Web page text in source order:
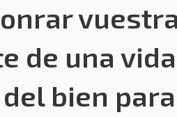
de una
bien